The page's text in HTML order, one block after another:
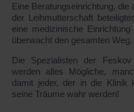
Eine Beratungseinrichtung,
der Leihmutterschaft
eine medizinische
überwacht den gesamten Weg.
Die Spezialisten der
werden alles Mögliche,
damit jeder, der in die Klinik
seine Träume wahr werden!